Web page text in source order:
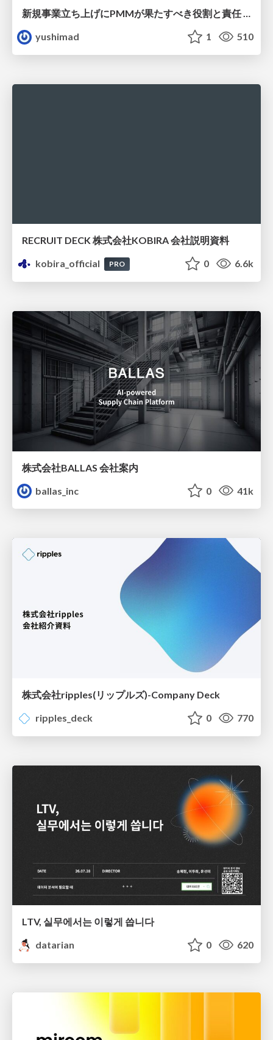
yushimad
1 510
RECRUIT DECK 株式会社KOBIRA 会社説明資料
kobira_official
PRO 0 6.6k
株式会社BALLAS 会社案内
ballas_inc
0 41k
株式会社ripples(リップルズ)-Company Deck
ripples_deck
0 770
LTV, 실무에서는 이렇게 씁니다
datarian
0 620